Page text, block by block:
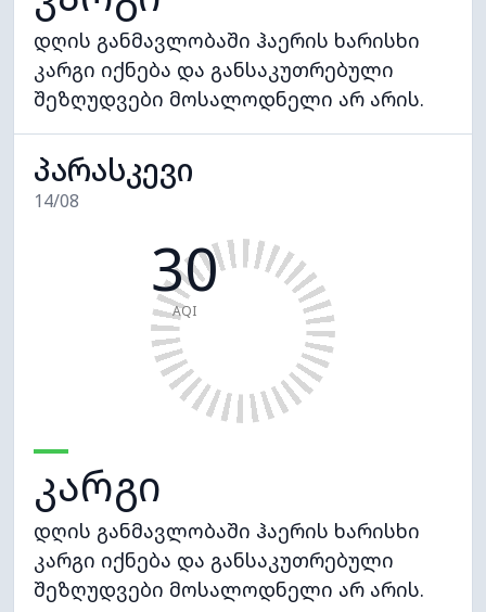
დღის განმავლობაში ჰაერის ხარისხი
კარგი იქნება და განსაკუთრებული
შეზღუდვები მოსალოდნელი არ არის.
პარასკევი
14/08
30
AQI
კარგი
დღის განმავლობაში ჰაერის ხარისხი
კარგი იქნება და განსაკუთრებული
შეზღუდვები მოსალოდნელი არ არის.